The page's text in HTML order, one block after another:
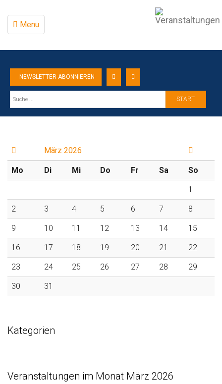
Menu
NEWSLETTER ABONNIEREN
START
März 2026
Mo Di Mi Do Fr Sa So
1
2 3 4 5 6 7 8
9 10 11 12 13 14 15
16 17 18 19 20 21 22
23 24 25 26 27 28 29
30 31
Kategorien
Veranstaltungen im Monat März 2026